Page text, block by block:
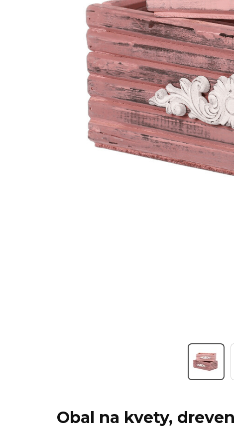
Obal na kvety,